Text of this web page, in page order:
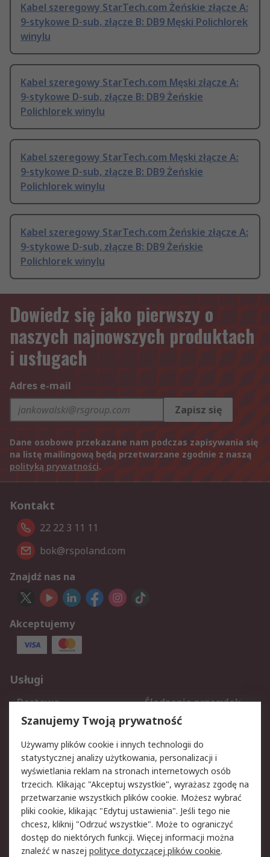
Kabel szeregowy StarTech.com Żeńskie złącze A:
9-stykowe D-sub, złącze B: DB9 Męski Polichlorek
winylu
Kabel szeregowy StarTech.com Męski złącze A:
9-stykowe D-sub, złącze B: DB9 Żeńskie
Polichlorek winylu
Kabel szeregowy StarTech.com Męski złącze A:
9-stykowe D-sub, złącze B: DB9 Żeńskie
Polichlorek winylu
Kabel szeregowy StarTech.com Żeńskie złącze A:
9-stykowe D-sub, złącze B: DB9 Żeńskie
Polichlorek winylu
Dowiedz się jako pierwszy o
naszych najnowszych produktach
i usługach
Adres e-mail
Zapisz się
Dane osobowe przekazane nam podczas zapisywania się
na listę mailingową będą przetwarzane zgodnie z naszą
polityką prywatności.
Kontakt
22 22 3 11 11
bok@rspoland.com
Znajdź nas na
Akceptujemy
Usługi
Dostawa
Śledzenie przesyłek
Reklamacje i zwroty
Rejestracja
Aspekty prawne
Bezpieczeństwo e-
maila
Polityka dotycząca
plików cookie
Polityka prywatności
Użytkowanie witryny
Zastrzeżenia prawne
Warunki Sprzedaży
Szanujemy Twoją prywatność
Używamy plików cookie i innych technologii do
statystycznej analizy użytkowania, personalizacji i
wyświetlania reklam na stronach internetowych osób
trzecich. Klikając "Akceptuj wszystkie", wyrażasz zgodę na
przetwarzanie wszystkich plików cookie. Możesz wybrać
pliki cookie, klikając "Edytuj ustawienia". Jeśli tego nie
chcesz, kliknij "Odrzuć wszystkie". Może to ograniczyć
dostęp do niektórych funkcji. Więcej informacji można
znaleźć w naszej polityce dotyczącej plików cookie.